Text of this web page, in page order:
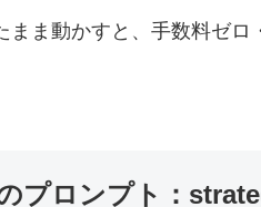
まま動かすと、手数料ゼ
プロンプト：